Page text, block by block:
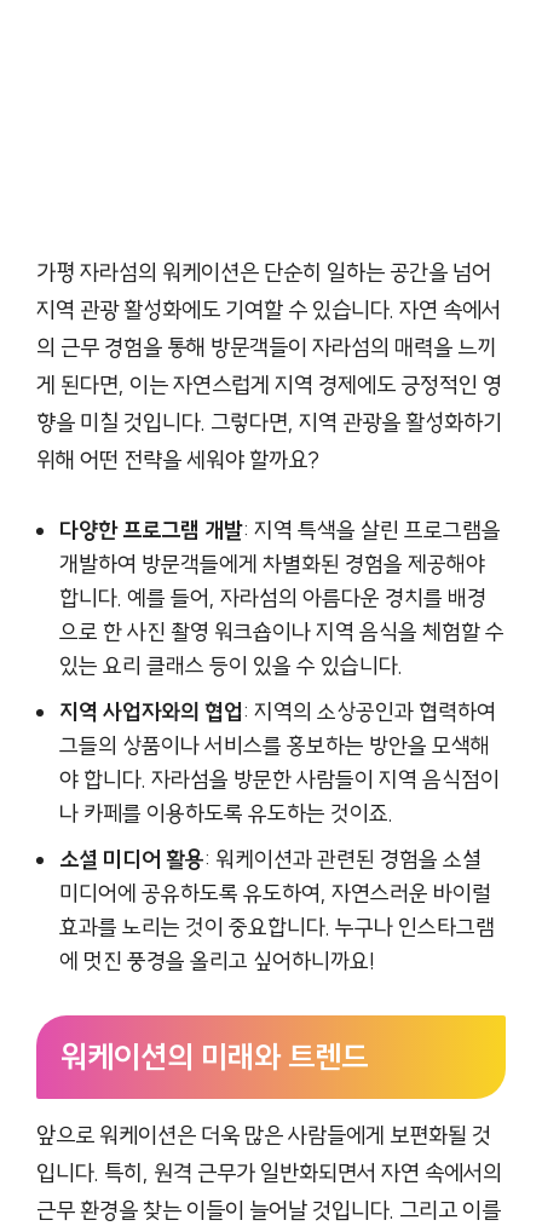
가평 자라섬의 워케이션은 단순히 일하는 공간을 넘어
지역 관광 활성화에도 기여할 수 있습니다. 자연 속에서
의 근무 경험을 통해 방문객들이 자라섬의 매력을 느끼
게 된다면, 이는 자연스럽게 지역 경제에도 긍정적인 영
향을 미칠 것입니다. 그렇다면, 지역 관광을 활성화하기
위해 어떤 전략을 세워야 할까요?
다양한 프로그램 개발: 지역 특색을 살린 프로그램을
개발하여 방문객들에게 차별화된 경험을 제공해야
합니다. 예를 들어, 자라섬의 아름다운 경치를 배경
으로 한 사진 촬영 워크숍이나 지역 음식을 체험할 수
있는 요리 클래스 등이 있을 수 있습니다.
지역 사업자와의 협업: 지역의 소상공인과 협력하여
그들의 상품이나 서비스를 홍보하는 방안을 모색해
야 합니다. 자라섬을 방문한 사람들이 지역 음식점이
나 카페를 이용하도록 유도하는 것이죠.
소셜 미디어 활용: 워케이션과 관련된 경험을 소셜
미디어에 공유하도록 유도하여, 자연스러운 바이럴
효과를 노리는 것이 중요합니다. 누구나 인스타그램
에 멋진 풍경을 올리고 싶어하니까요!
워케이션의 미래와 트렌드
앞으로 워케이션은 더욱 많은 사람들에게 보편화될 것
입니다. 특히, 원격 근무가 일반화되면서 자연 속에서의
근무 환경을 찾는 이들이 늘어날 것입니다. 그리고 이를